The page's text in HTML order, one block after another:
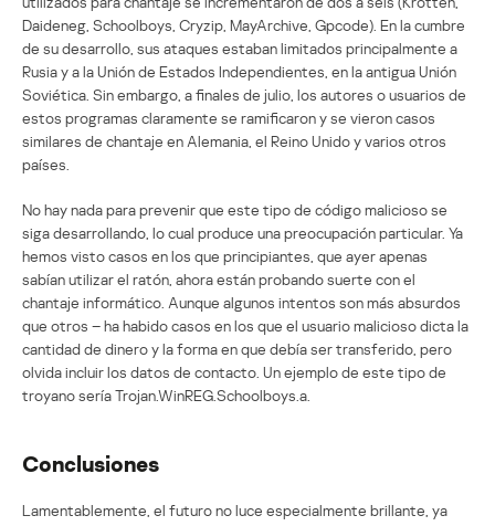
Daideneg, Schoolboys, Cryzip, MayArchive, Gpcode). En la cumbre
de su desarrollo, sus ataques estaban limitados principalmente a
Rusia y a la Unión de Estados Independientes, en la antigua Unión
Soviética. Sin embargo, a finales de julio, los autores o usuarios de
estos programas claramente se ramificaron y se vieron casos
similares de chantaje en Alemania, el Reino Unido y varios otros
países.
No hay nada para prevenir que este tipo de código malicioso se
siga desarrollando, lo cual produce una preocupación particular. Ya
hemos visto casos en los que principiantes, que ayer apenas
sabían utilizar el ratón, ahora están probando suerte con el
chantaje informático. Aunque algunos intentos son más absurdos
que otros – ha habido casos en los que el usuario malicioso dicta la
cantidad de dinero y la forma en que debía ser transferido, pero
olvida incluir los datos de contacto. Un ejemplo de este tipo de
troyano sería Trojan.WinREG.Schoolboys.a.
Conclusiones
Lamentablemente, el futuro no luce especialmente brillante, ya